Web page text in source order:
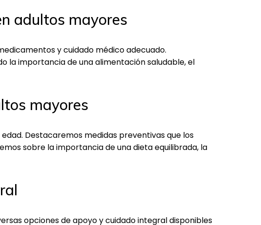
adultos mayores
y cuidado médico adecuado.
la importancia de una alimentación saludable, el
mayores
Destacaremos medidas preventivas que los
sobre la importancia de una dieta equilibrada, la
opciones de apoyo y cuidado integral disponibles